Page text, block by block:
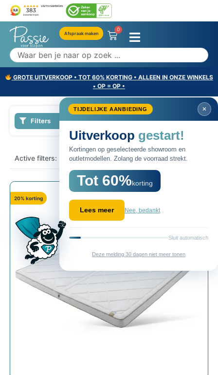
Afspraak maken
0
GROTE UITVERKOOP • TOT 60% KORTING • ALLEEN IN ONZE WINKELS
• OP = OP •
TIJDELIJKE
Kortingen op
outletmodellen.
Deze
Filters
Active filters: Traagschuim ×
20% korting